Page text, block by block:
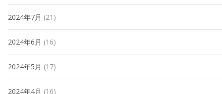
2024年7月 (21)
2024年6月 (16)
2024年5月 (17)
2024年4月 (16)